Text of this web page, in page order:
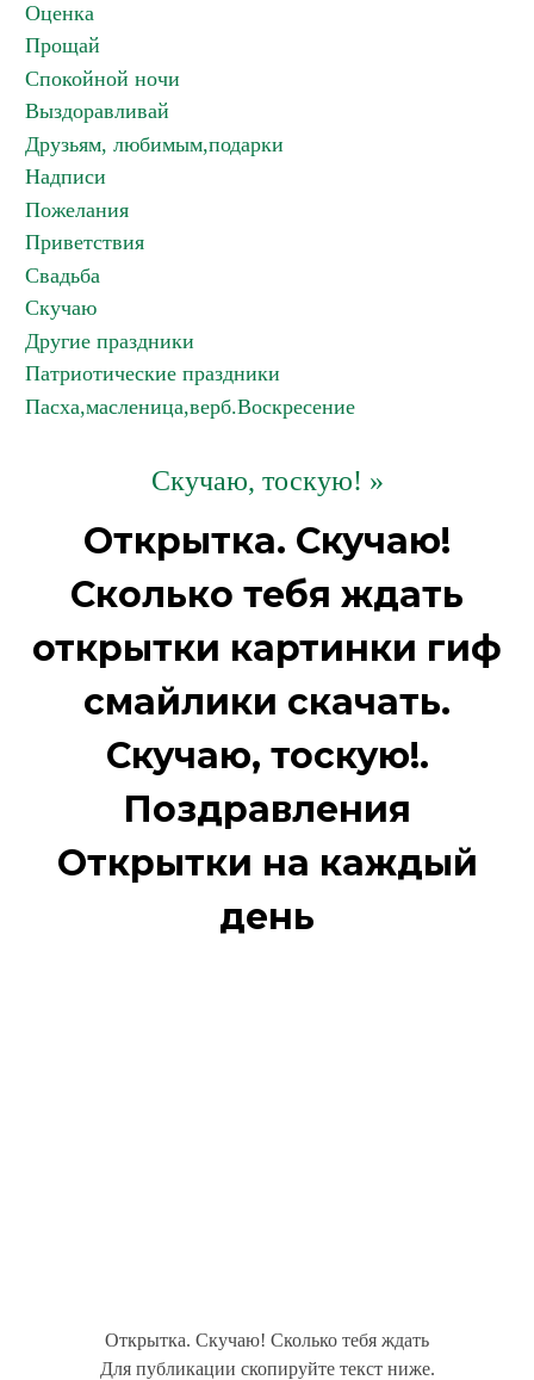
Оценка
Прощай
Спокойной ночи
Выздоравливай
Друзьям, любимым,подарки
Надписи
Пожелания
Приветствия
Свадьба
Скучаю
Другие праздники
Патриотические праздники
Пасха,масленица,верб.Воскресение
Скучаю, тоскую! »
Открытка. Скучаю!
Сколько тебя ждать
открытки картинки гиф
смайлики скачать.
Скучаю, тоскую!.
Поздравления
Открытки на каждый
день
Открытка. Скучаю! Сколько тебя ждать
Для публикации скопируйте текст ниже.